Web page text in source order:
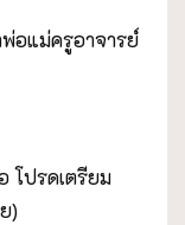
ม่ครูอาจารย์
โปรดเตรียม
)